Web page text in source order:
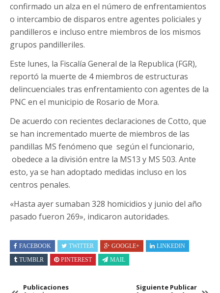
confirmado un alza en el número de enfrentamientos
o intercambio de disparos entre agentes policiales y
pandilleros e incluso entre miembros de los mismos
grupos pandilleriles.
Este lunes, la Fiscalía General de la Republica (FGR),
reportó la muerte de 4 miembros de estructuras
delincuenciales tras enfrentamiento con agentes de la
PNC en el municipio de Rosario de Mora.
De acuerdo con recientes declaraciones de Cotto, que
se han incrementado muerte de miembros de las
pandillas MS fenómeno que según el funcionario,
obedece a la división entre la MS13 y MS 503. Ante
esto, ya se han adoptado medidas incluso en los
centros penales.
«Hasta ayer sumaban 328 homicidios y junio del año
pasado fueron 269», indicaron autoridades.
FACEBOOK TWITTER GOOGLE+
LINKEDIN
TUMBLR
PINTEREST MAIL
Publicaciones
Siguiente Publicar